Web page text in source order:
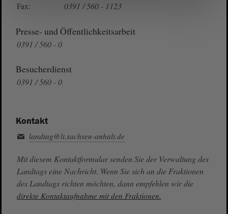
Fax:
0391 / 560 - 1123
Presse- und Öffentlichkeitsarbeit
0391 / 560 - 0
Besucherdienst
0391 / 560 - 0
Kontakt
landtag@lt.sachsen-anhalt.de
Mit diesem Kontaktformular senden Sie der Verwaltung des
Landtags eine Nachricht. Wenn Sie sich an die Fraktionen
des Landtags richten möchten, dann empfehlen wir die
direkte Kontaktaufnahme mit den Fraktionen.